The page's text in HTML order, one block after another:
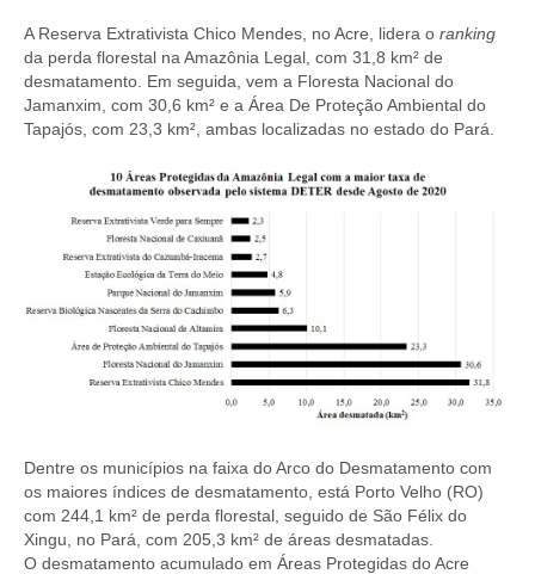
A Reserva Extrativista Chico Mendes, no Acre, lidera o ranking
da perda florestal na Amazônia Legal, com 31,8 km² de
desmatamento. Em seguida, vem a Floresta Nacional do
Jamanxim, com 30,6 km² e a Área De Proteção Ambiental do
Tapajós, com 23,3 km², ambas localizadas no estado do Pará.
Dentre os municípios na faixa do Arco do Desmatamento com
os maiores índices de desmatamento, está Porto Velho (RO)
com 244,1 km² de perda florestal, seguido de São Félix do
Xingu, no Pará, com 205,3 km² de áreas desmatadas.
O desmatamento acumulado em Áreas Protegidas do Acre